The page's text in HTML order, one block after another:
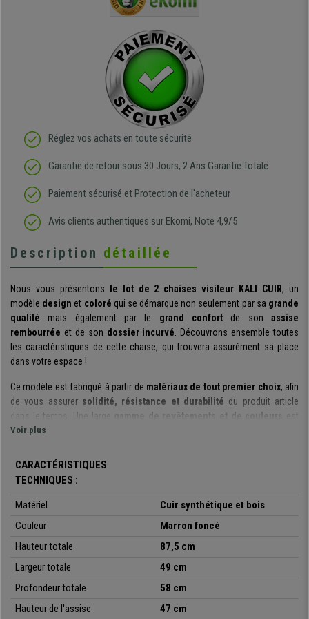
regrette pas mon achat.
Réglez vos achats en toute sécurité
Garantie de retour sous 30 Jours, 2 Ans Garantie Totale
Paiement sécurisé et Protection de l'acheteur
Avis clients authentiques sur Ekomi, Note 4,9/5
Description détaillée
Nous vous présentons le lot de 2 chaises visiteur KALI CUIR, un
modèle design et coloré qui se démarque non seulement par sa grande
qualité mais également par le grand confort de sonassise
rembourrée et de son dossier incurvé. Découvrons ensemble toutes
les caractéristiques de cette chaise, qui trouvera assurément sa place
dans votre espace !
Ce modèle est fabriqué à partir de matériaux de tout premier choix, afin
de vous assurer solidité, résistance et durabilité du produit article
dans le temps. Une large
gamme de revêtements et de couleurs
est
disponible pour ce modèle afin de répondre aux mieux à vos
conçues pourune utilisation quotidienne
à 130kg, signe d’une
La coque du dossier est afin d’apporter le meilleur soutien
Les pieds en bois ajoutent à ce
modèleune touche de style , en plus d’assurer lastabilité
généreusement rembourrée
ce même après
plusieurs heures d’utilisation
undesign moderne et élégant
, grâce à un mélange des matières : elle
Voir plus
CARACTÉRISTIQUES
TECHNIQUES :
Matériel
Cuir synthétique et bois
Couleur
Marron foncé
Hauteur totale
87,5 cm
Largeur totale
49 cm
Profondeur totale
58 cm
Hauteur de l'assise
47 cm